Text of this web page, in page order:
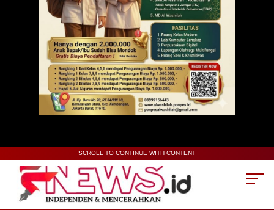
SCROLL TO CONTINUE WITH CONTENT